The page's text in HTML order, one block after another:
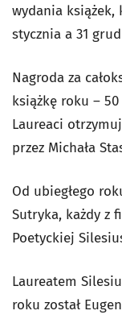
wydania książek,
stycznia a 31
Nagroda za
książkę roku – 50
Laureaci
przez Michała
Od ubiegłego
Sutryka, każdy z
Poetyckiej
Laureatem
roku został